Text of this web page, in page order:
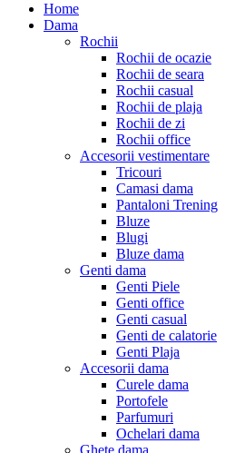
Home
Dama
Rochii
Rochii de ocazie
Rochii de seara
Rochii casual
Rochii de plaja
Rochii de zi
Rochii office
Accesorii vestimentare
Tricouri
Camasi dama
Pantaloni Trening
Bluze
Blugi
Bluze dama
Genti dama
Genti Piele
Genti office
Genti casual
Genti de calatorie
Genti Plaja
Accesorii dama
Curele dama
Portofele
Parfumuri
Ochelari dama